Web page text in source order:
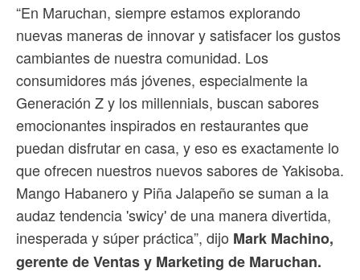
“En Maruchan, siempre estamos explorando
nuevas maneras de innovar y satisfacer los gustos
cambiantes de nuestra comunidad. Los
consumidores más jóvenes, especialmente la
Generación Z y los millennials, buscan sabores
emocionantes inspirados en restaurantes que
puedan disfrutar en casa, y eso es exactamente lo
que ofrecen nuestros nuevos sabores de Yakisoba.
Mango Habanero y Piña Jalapeño se suman a la
audaz tendencia 'swicy' de una manera divertida,
inesperada y súper práctica”, dijo Mark Machino,
gerente de Ventas y Marketing de Maruchan.